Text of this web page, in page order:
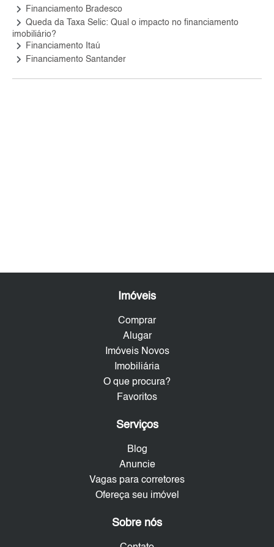
keyboard_arrow_right Financiamento Bradesco
keyboard_arrow_right Queda da Taxa Selic: Qual o impacto no financiamento
imobiliário?
keyboard_arrow_right Financiamento Itaú
keyboard_arrow_right Financiamento Santander
Imóveis
Comprar
Alugar
Imóveis Novos
Imobiliária
O que procura?
Favoritos
Serviços
Blog
Anuncie
Vagas para corretores
Ofereça seu imóvel
Sobre nós